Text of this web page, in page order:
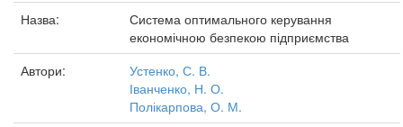
Назва:
Система оптимального керування
економічною безпекою підприємства
Автори:
Устенко, С. В.
Іванченко, Н. О.
Полікарпова, О. М.